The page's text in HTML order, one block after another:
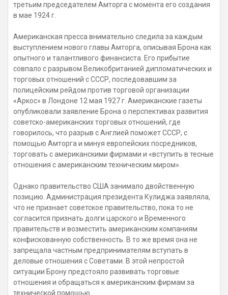
третьим председателем Амторга с момента его создания
в мае 1924 г.
Американская пресса внимательно следила за каждым
выступлением нового главы Амторга, описывая Брона как
опытного и талантливого финансиста. Его прибытие
совпало с разрывом Великобританией дипломатических и
торговых отношений с СССР, последовавшим за
полицейским рейдом против торговой организации
«Аркос» в Лондоне 12 мая 1927 г. Американские газеты
опубликовали заявление Брона о перспективах развития
советско-американских торговых отношений, где
говорилось, что разрыв с Англией поможет СССР, с
помощью Амторга и минуя европейских посредников,
торговать с американскими фирмами и «вступить в тесные
отношения с американским техническим миром».
Однако правительство США занимало двойственную
позицию. Администрация президента Кулиджа заявляла,
что не признает советское правительство, пока то не
согласится признать долги царского и Временного
правительств и возместить американским компаниям
конфискованную собственность. В то же время она не
запрещала частным предпринимателям вступать в
деловые отношения с Советами. В этой непростой
ситуации Брону предстояло развивать торговые
отношения и обращаться к американским фирмам за
технической помощью.